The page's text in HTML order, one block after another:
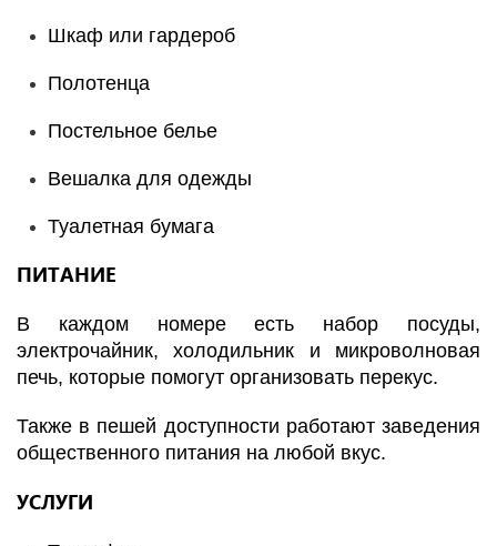
Шкаф или гардероб
Полотенца
Постельное белье
Вешалка для одежды
Туалетная бумага
ПИТАНИЕ
В каждом номере есть набор посуды,
электрочайник, холодильник и микроволновая
печь, которые помогут организовать перекус.
Также в пешей доступности работают заведения
общественного питания на любой вкус.
УСЛУГИ